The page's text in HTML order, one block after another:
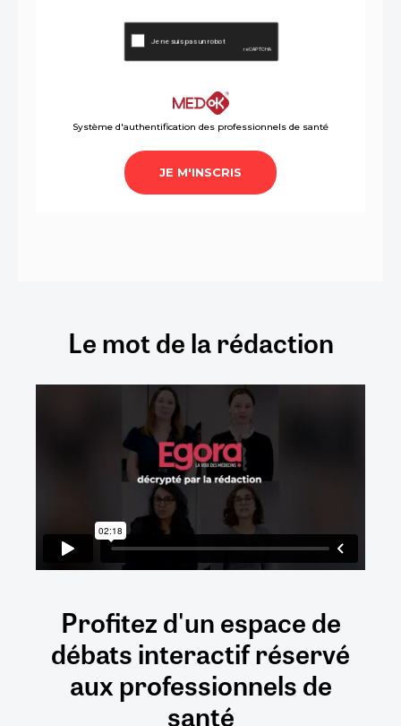
Le mot de la rédaction
Profitez d'un espace de
débatsinteractifréservé
auxprofessionnels de
santé